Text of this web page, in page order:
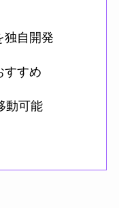
独自開発
すすめ
動可能